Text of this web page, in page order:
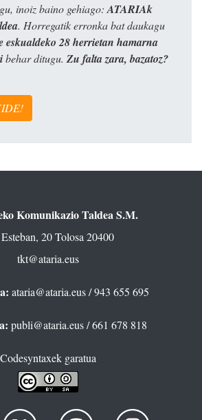
inoiz baino gehiago: ATARIAk
. Horregatik erronka bat daukagu
eskualdeko 28 herrietan hamarna
behar ditugu. Zu falta zara, bazatoz?
Komunikazio Taldea S.M.
20 Tolosa 20400
tkt@ataria.eus
ataria@ataria.eus/ 943 655 695
publi@ataria.eus/ 661 678 818
Codesyntaxek garatua